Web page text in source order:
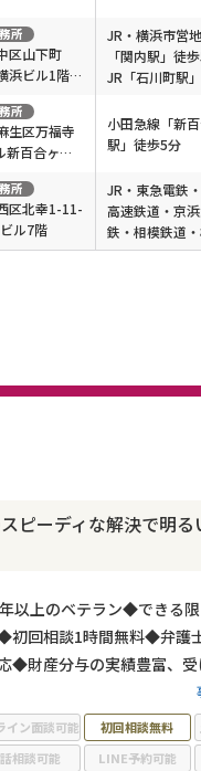
所
区山下町
浜ビル1階4
JR・横浜市営
「関内駅」徒歩
JR「石川町駅」
所
生区万福寺
新百合ヶ丘
小田急線「新
駅」徒歩5分
所
区北幸1-11-
ル7階
JR・東急電鉄
高速鉄道・京
鉄・相模鉄道
営地下鉄「横
ピーディな解決で明る
以上のベテラン◆できる
初回相談1時間無料◆弁護
◆財産分与の実績豊富、
急江ノ島線及び相鉄線「
分
イン面談可能 初回相談無料
相談可能 LINE予約可能